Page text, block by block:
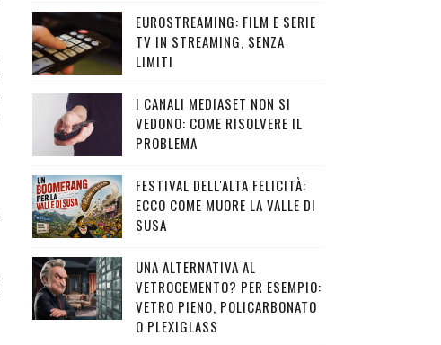
EUROSTREAMING: FILM E SERIE
TV IN STREAMING, SENZA
LIMITI
I CANALI MEDIASET NON SI
VEDONO: COME RISOLVERE IL
PROBLEMA
FESTIVAL DELL'ALTA FELICITÀ:
ECCO COME MUORE LA VALLE DI
SUSA
UNA ALTERNATIVA AL
VETROCEMENTO? PER ESEMPIO:
VETRO PIENO, POLICARBONATO
O PLEXIGLASS